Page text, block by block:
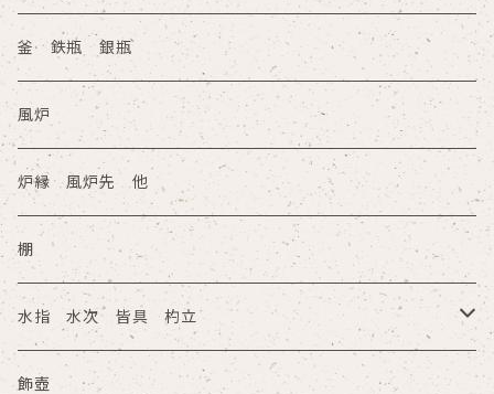
木箱
その他
塗物 その他
木箱
その他
釜 鉄瓶 銀瓶
風炉
炉縁 風炉先 他
棚
水指 水次 皆具 杓立
水指
飾壺